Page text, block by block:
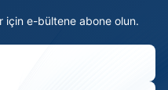
için e-bültene abone olun.